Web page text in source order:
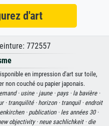
d'art
772557
en impression d'art sur toile,
non couché ou papier japonais.
· usine · jaune · pays · la bavière ·
· tranquilité · horizon · tranquil · endroit
· publication · les années 30 ·
objectivity · neue sachlichkeit · die